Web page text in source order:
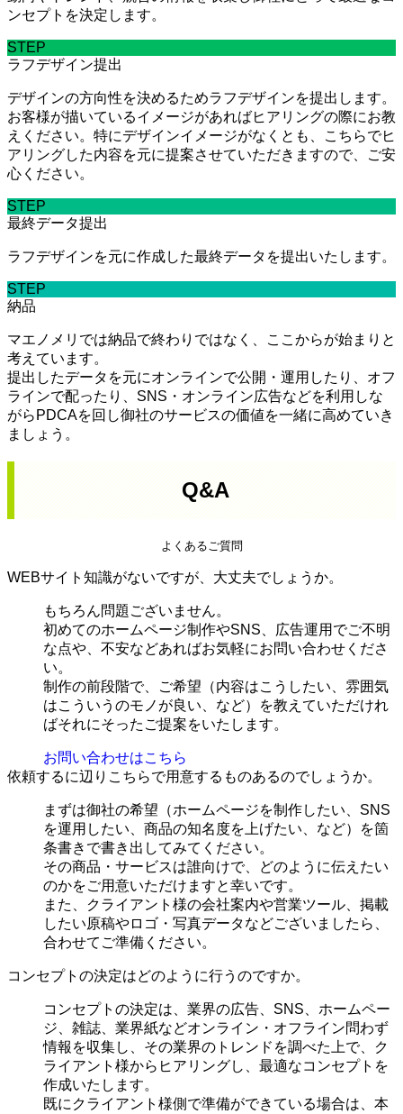
ンセプトを決定します。
STEP
ラフデザイン提出
デザインの方向性を決めるためラフデザインを提出します。
お客様が描いているイメージがあればヒアリングの際にお教
えください。特にデザインイメージがなくとも、こちらでヒ
アリングした内容を元に提案させていただきますので、ご安
心ください。
STEP
最終データ提出
ラフデザインを元に作成した最終データを提出いたします。
STEP
納品
マエノメリでは納品で終わりではなく、ここからが始まりと
考えています。
提出したデータを元にオンラインで公開・運用したり、オフ
ラインで配ったり、SNS・オンライン広告などを利用しな
がらPDCAを回し御社のサービスの価値を一緒に高めていき
ましょう。
Q&A
よくあるご質問
WEBサイト知識がないですが、大丈夫でしょうか。
もちろん問題ございません。
初めてのホームページ制作やSNS、広告運用でご不明
な点や、不安などあればお気軽にお問い合わせくださ
い。
制作の前段階で、ご希望（内容はこうしたい、雰囲気
はこういうのモノが良い、など）を教えていただけれ
ばそれにそったご提案をいたします。
お問い合わせはこちら
依頼するに辺りこちらで用意するものあるのでしょうか。
まずは御社の希望（ホームページを制作したい、SNS
を運用したい、商品の知名度を上げたい、など）を箇
条書きで書き出してみてください。
その商品・サービスは誰向けで、どのように伝えたい
のかをご用意いただけますと幸いです。
また、クライアント様の会社案内や営業ツール、掲載
したい原稿やロゴ・写真データなどございましたら、
合わせてご準備ください。
コンセプトの決定はどのように行うのですか。
コンセプトの決定は、業界の広告、SNS、ホームペー
ジ、雑誌、業界紙などオンライン・オフライン問わず
情報を収集し、その業界のトレンドを調べた上で、ク
ライアント様からヒアリングし、最適なコンセプトを
作成いたします。
既にクライアント様側で準備ができている場合は、本